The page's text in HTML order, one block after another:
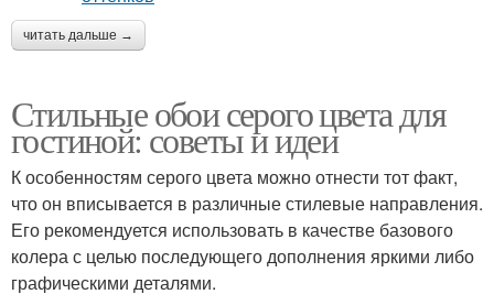
читать дальше →
Стильные обои серого цвета для
гостиной: советы и идеи
К особенностям серого цвета можно отнести тот факт,
что он вписывается в различные стилевые направления.
Его рекомендуется использовать в качестве базового
колера с целью последующего дополнения яркими либо
графическими деталями.